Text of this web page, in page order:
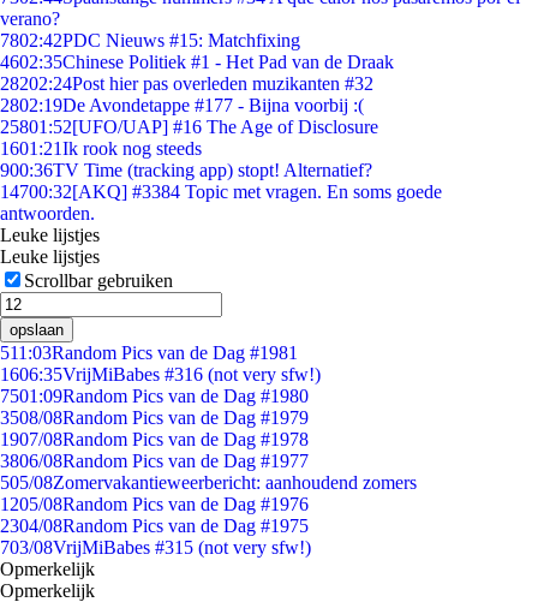
verano?
7802:42PDC Nieuws #15: Matchfixing
4602:35Chinese Politiek #1 - Het Pad van de Draak
28202:24Post hier pas overleden muzikanten #32
2802:19De Avondetappe #177 - Bijna voorbij :(
25801:52[UFO/UAP] #16 The Age of Disclosure
1601:21Ik rook nog steeds
900:36TV Time (tracking app) stopt! Alternatief?
14700:32[AKQ] #3384 Topic met vragen. En soms goede
antwoorden.
Leuke lijstjes
Leuke lijstjes
Scrollbar gebruiken
opslaan
511:03Random Pics van de Dag #1981
1606:35VrijMiBabes #316 (not very sfw!)
7501:09Random Pics van de Dag #1980
3508/08Random Pics van de Dag #1979
1907/08Random Pics van de Dag #1978
3806/08Random Pics van de Dag #1977
505/08Zomervakantieweerbericht: aanhoudend zomers
1205/08Random Pics van de Dag #1976
2304/08Random Pics van de Dag #1975
703/08VrijMiBabes #315 (not very sfw!)
Opmerkelijk
Opmerkelijk